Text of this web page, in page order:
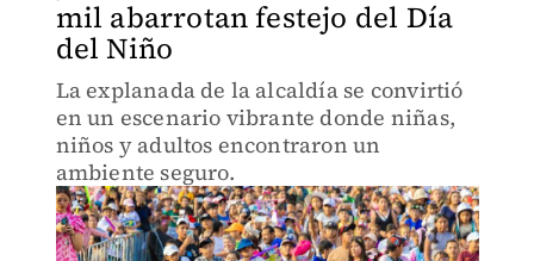
mil abarrotan festejo del Día
del Niño
La explanada de la alcaldía se convirtió
en un escenario vibrante donde niñas,
niños y adultos encontraron un
ambiente seguro.